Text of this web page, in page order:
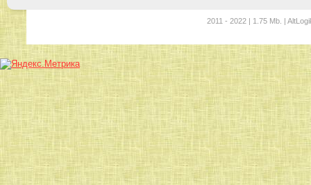
2011 - 2022 | 1.75 Mb. |